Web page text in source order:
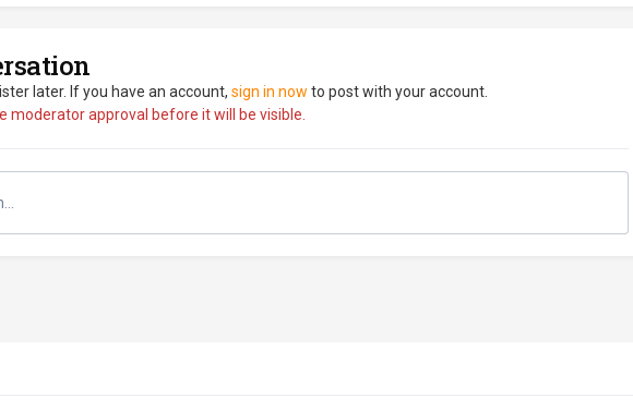
later. If you have an account, sign in now to post with your account.
moderator approval before it will be visible.